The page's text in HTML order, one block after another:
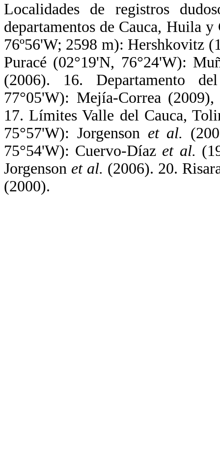
Localidades de registros
departamentos de Cauca, Huila y
76º56'W; 2598 m): Hershkovitz
Puracé (02°19'N, 76°24'W):
(2006). 16. Departamento
77°05'W): Mejía-Correa
17. Límites Valle del Cauca,
75°57'W): Jorgenson et al.
75°54'W): Cuervo-Díaz et al.
Jorgenson et al. (2006). 20.
(2000).